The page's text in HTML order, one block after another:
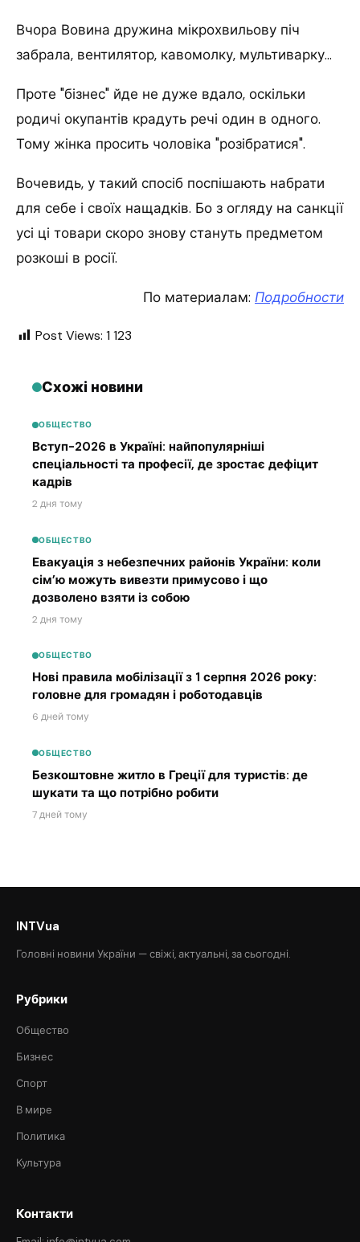
Вчора Вовина дружина мікрохвильову піч
забрала, вентилятор, кавомолку, мультиварку…
Проте "бізнес" йде не дуже вдало, оскільки
родичі окупантів крадуть речі один в одного.
Тому жінка просить чоловіка "розібратися".
Вочевидь, у такий спосіб поспішають набрати
для себе і своїх нащадків. Бо з огляду на санкції
усі ці товари скоро знову стануть предметом
розкоші в росії.
По материалам: Подробности
Post Views: 1 123
Схожі новини
ОБЩЕСТВО
Вступ-2026 в Україні: найпопулярніші
спеціальності та професії, де зростає дефіцит
кадрів
2 дня тому
ОБЩЕСТВО
Евакуація з небезпечних районів України: коли
сім’ю можуть вивезти примусово і що
дозволено взяти із собою
2 дня тому
ОБЩЕСТВО
Нові правила мобілізації з 1 серпня 2026 року:
головне для громадян і роботодавців
6 дней тому
ОБЩЕСТВО
Безкоштовне житло в Греції для туристів: де
шукати та що потрібно робити
7 дней тому
INTVua
Головні новини України — свіжі, актуальні, за сьогодні.
Рубрики
Общество
Бизнес
Спорт
В мире
Политика
Культура
Контакти